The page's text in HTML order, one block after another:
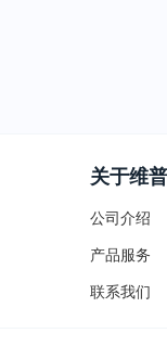
关于维普
公司介绍
产品服务
联系我们